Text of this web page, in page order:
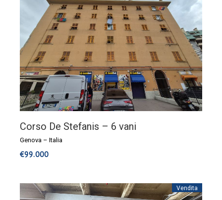
Corso De Stefanis – 6 vani
Genova – Italia
€99.000
Vendita